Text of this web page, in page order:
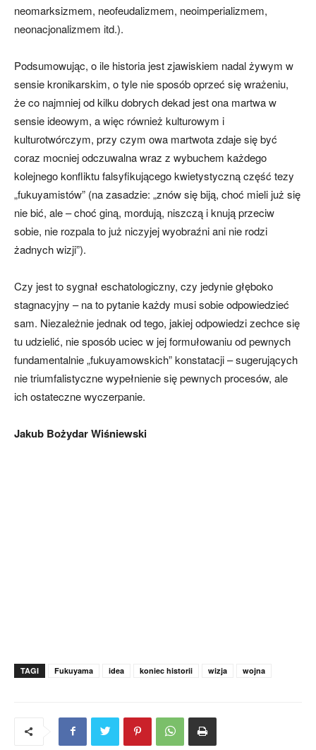
neomarksizmem, neofeudalizmem, neoimperializmem,
neonacjonalizmem itd.).
Podsumowując, o ile historia jest zjawiskiem nadal żywym w
sensie kronikarskim, o tyle nie sposób oprzeć się wrażeniu,
że co najmniej od kilku dobrych dekad jest ona martwa w
sensie ideowym, a więc również kulturowym i
kulturotwórczym, przy czym owa martwota zdaje się być
coraz mocniej odczuwalna wraz z wybuchem każdego
kolejnego konfliktu falsyfikującego kwietystyczną część tezy
„fukuyamistów” (na zasadzie: „znów się biją, choć mieli już się
nie bić, ale – choć giną, mordują, niszczą i knują przeciw
sobie, nie rozpala to już niczyjej wyobraźni ani nie rodzi
żadnych wizji”).
Czy jest to sygnał eschatologiczny, czy jedynie głęboko
stagnacyjny – na to pytanie każdy musi sobie odpowiedzieć
sam. Niezależnie jednak od tego, jakiej odpowiedzi zechce się
tu udzielić, nie sposób uciec w jej formułowaniu od pewnych
fundamentalnie „fukuyamowskich” konstatacji – sugerujących
nie triumfalistyczne wypełnienie się pewnych procesów, ale
ich ostateczne wyczerpanie.
Jakub Bożydar Wiśniewski
TAGI Fukuyama idea koniec historii wizja wojna